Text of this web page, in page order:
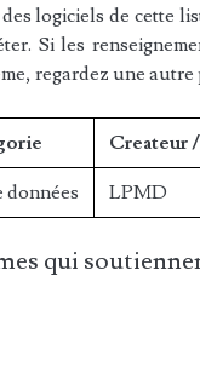
logiciels de cette
Si les
regardez une autre
Createur
données LPMD
qui